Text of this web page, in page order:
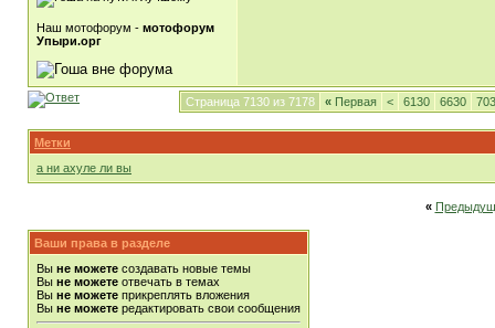
Наш мотофорум - мотофорум
Упыри.орг
Страница 7130 из 7178 « Первая < 6130 6630
Метки
а ни ахуле ли вы
«
Ваши права в разделе
Вы не можете создавать новые темы
Вы не можете отвечать в темах
Вы не можете прикреплять вложения
Вы не можете редактировать свои сообщения